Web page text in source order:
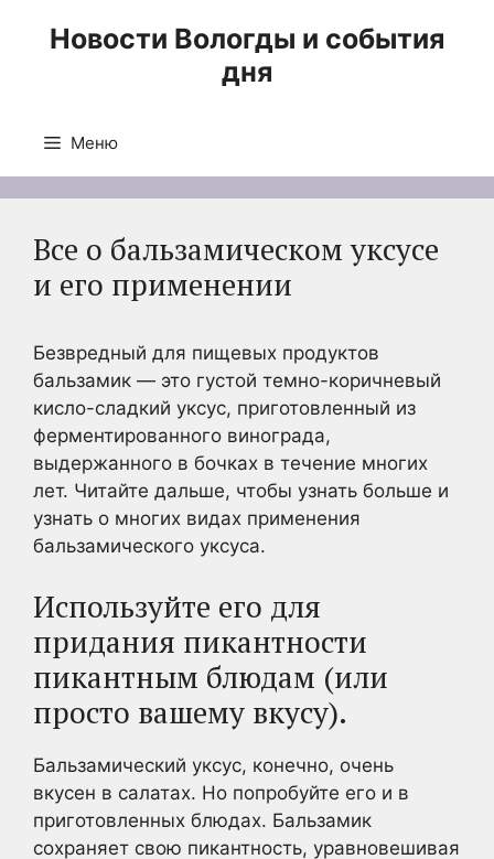
Новости Вологды и события
дня
Меню
Все о бальзамическом уксусе
и его применении
Безвредный для пищевых продуктов
бальзамик — это густой темно-коричневый
кисло-сладкий уксус, приготовленный из
ферментированного винограда,
выдержанного в бочках в течение многих
лет. Читайте дальше, чтобы узнать больше и
узнать о многих видах применения
бальзамического уксуса.
Используйте его для
придания пикантности
пикантным блюдам (или
просто вашему вкусу).
Бальзамический уксус, конечно, очень
вкусен в салатах. Но попробуйте его и в
приготовленных блюдах. Бальзамик
сохраняет свою пикантность, уравновешивая